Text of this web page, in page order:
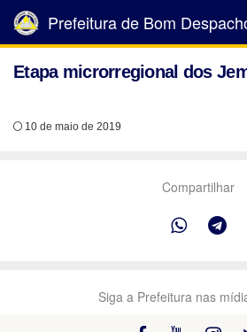
Prefeitura de Bom
Etapa microrregional dos
10 de maio de 2019
Compartilhar
Siga a Prefeitura nas